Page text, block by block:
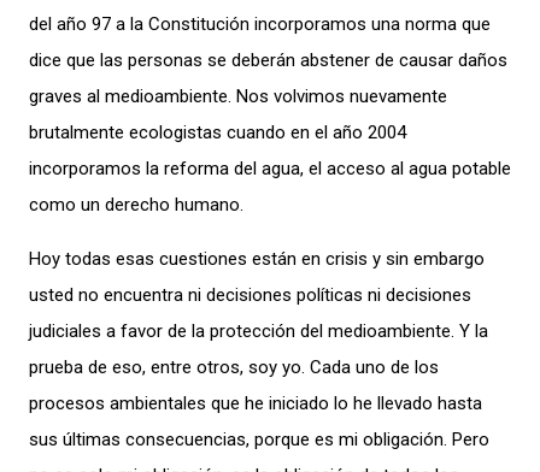
del año 97 a la Constitución incorporamos una norma que
dice que las personas se deberán abstener de causar daños
graves al medioambiente. Nos volvimos nuevamente
brutalmente ecologistas cuando en el año 2004
incorporamos la reforma del agua, el acceso al agua potable
como un derecho humano.
Hoy todas esas cuestiones están en crisis y sin embargo
usted no encuentra ni decisiones políticas ni decisiones
judiciales a favor de la protección del medioambiente. Y la
prueba de eso, entre otros, soy yo. Cada uno de los
procesos ambientales que he iniciado lo he llevado hasta
sus últimas consecuencias, porque es mi obligación. Pero